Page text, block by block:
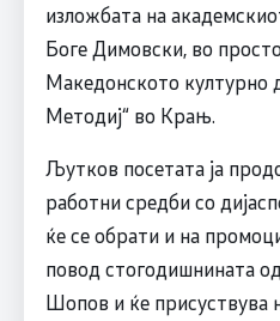
изложбата на
Боге Димовски, во
Македонското културно
Методиј“ во Крањ.
Љутков посетата ја
работни средби со
ќе се обрати и на
повод стогодишнината
Шопов и ќе присуствува